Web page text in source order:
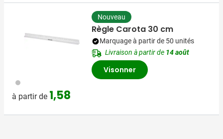
032
à partir de 1,58
Nouveau
Règle Carota 30 cm
Marquage à partir de 50 unités
Livraison à partir de 14 août
Visonner